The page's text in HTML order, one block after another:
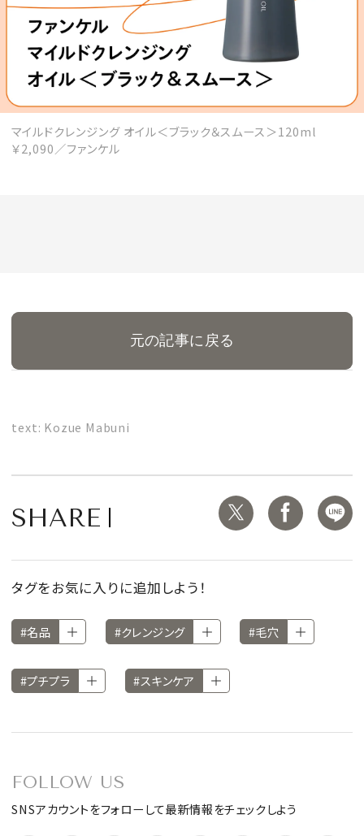
めます。
ログイン・新規会員登録
FOLLOW US
MAGAZINE
SPUR 2026 JULY
マイルドクレンジング オイル＜ブラック＆スムース＞120ml
￥2,090／ファンケル
元の記事に戻る
text: Kozue Mabuni
SHARE
タグをお気に入りに追加しよう！
#名品 #クレンジング #毛穴
#プチプラ #スキンケア
FOLLOW US
SNSアカウントをフォローして最新情報をチェックしよう